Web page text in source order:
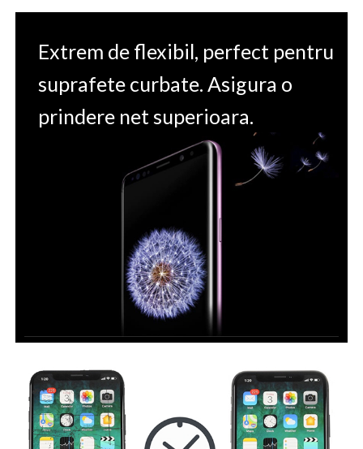
Extrem de flexibil, perfect pentru
suprafete curbate. Asigura o
prindere net superioara.